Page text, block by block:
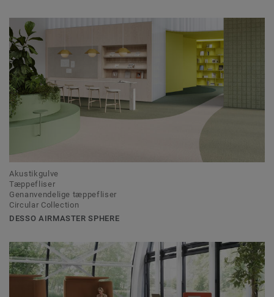
Akustikgulve
Tæppefliser
Genanvendelige tæppefliser
Circular Collection
DESSO AIRMASTER SPHERE